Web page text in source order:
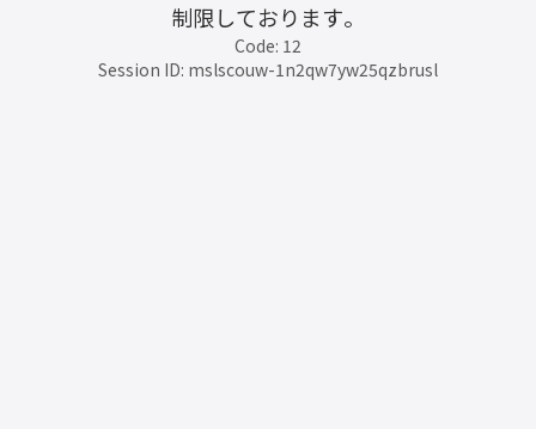
制限しております。
Code: 12
Session ID: mslscouw-1n2qw7yw25qzbrusl